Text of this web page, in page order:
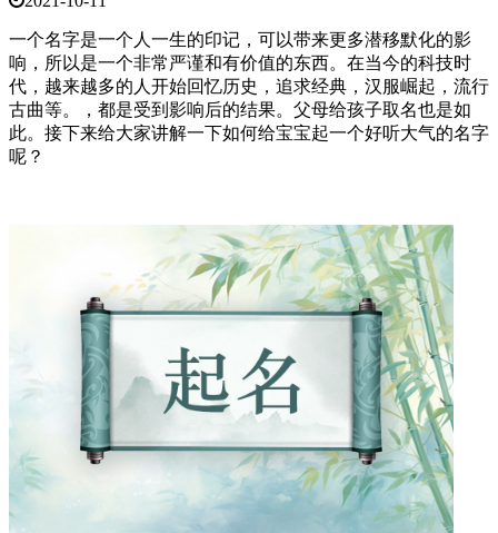
一个名字是一个人一生的印记，可以带来更多潜移默化的影
响，所以是一个非常严谨和有价值的东西。在当今的科技时
代，越来越多的人开始回忆历史，追求经典，汉服崛起，流行
古曲等。，都是受到影响后的结果。父母给孩子取名也是如
此。接下来给大家讲解一下如何给宝宝起一个好听大气的名字
呢？